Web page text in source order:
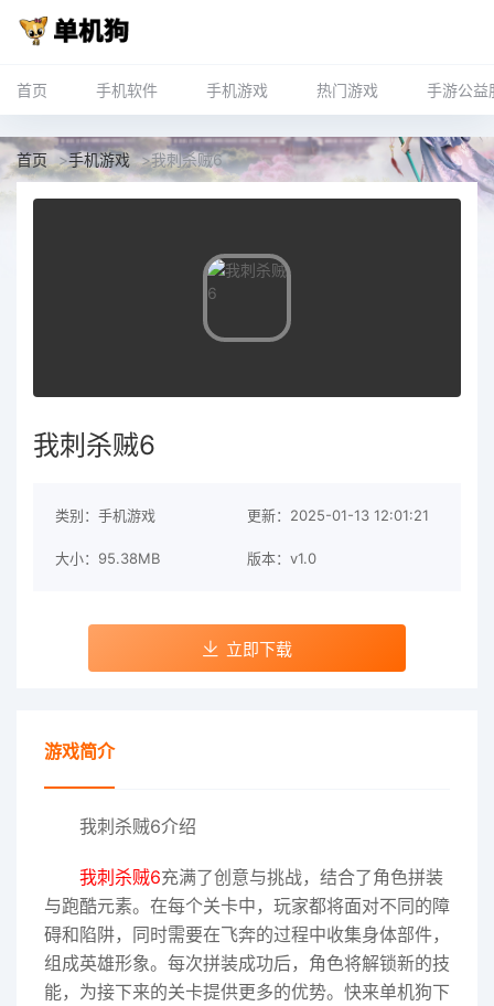
首页 手机软件 手机游戏 热门游戏 手游公益
首页 >手机游戏 >我刺杀贼6
我刺杀贼6
类别：手机游戏 更新：2025-01-13 12:01:21
大小：95.38MB 版本：v1.0
立即下载
游戏简介
我刺杀贼6介绍
我刺杀贼6充满了创意与挑战，结合了角色拼装
与跑酷元素。在每个关卡中，玩家都将面对不同的障
碍和陷阱，同时需要在飞奔的过程中收集身体部件，
组成英雄形象。每次拼装成功后，角色将解锁新的技
能，为接下来的关卡提供更多的优势。快来单机狗下